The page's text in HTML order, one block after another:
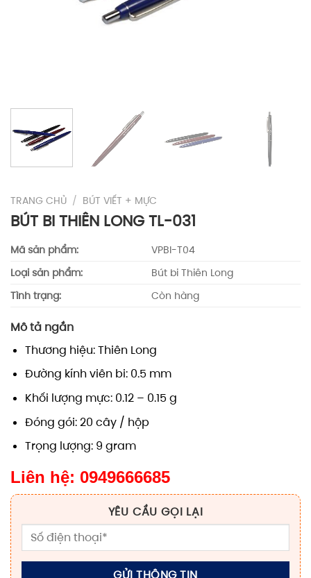
TRANG CHỦ / BÚT VIẾT + MỰC
BÚT BI THIÊN LONG TL-031
Mã sản phẩm:
VPBI-T04
Loại sản phẩm:
Bút bi Thiên Long
Tình trạng:
Còn hàng
Mô tả ngắn
Thương hiệu: Thiên Long
Đường kính viên bi: 0.5 mm
Khối lượng mực: 0.12 – 0.15 g
Đóng gói: 20 cây / hộp
Trọng lượng: 9 gram
Liên hệ: 0949666685
YÊU CẦU GỌI LẠI